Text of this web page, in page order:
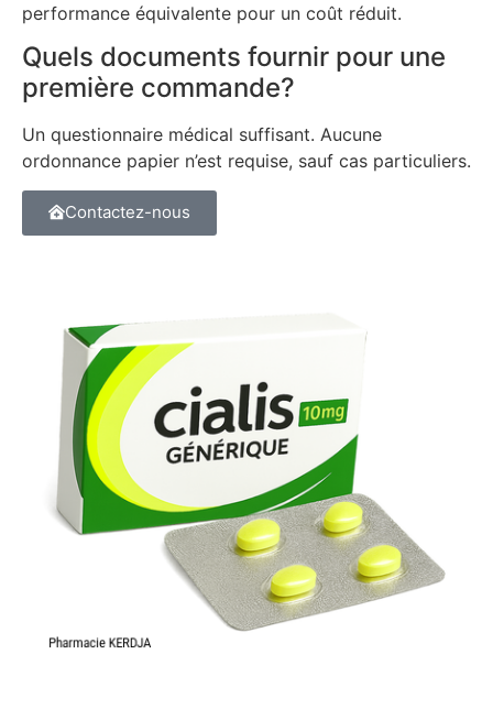
performance équivalente pour un coût réduit.
Quels documents fournir pour une
première commande?
Un questionnaire médical suffisant. Aucune
ordonnance papier n’est requise, sauf cas particuliers.
Contactez-nous